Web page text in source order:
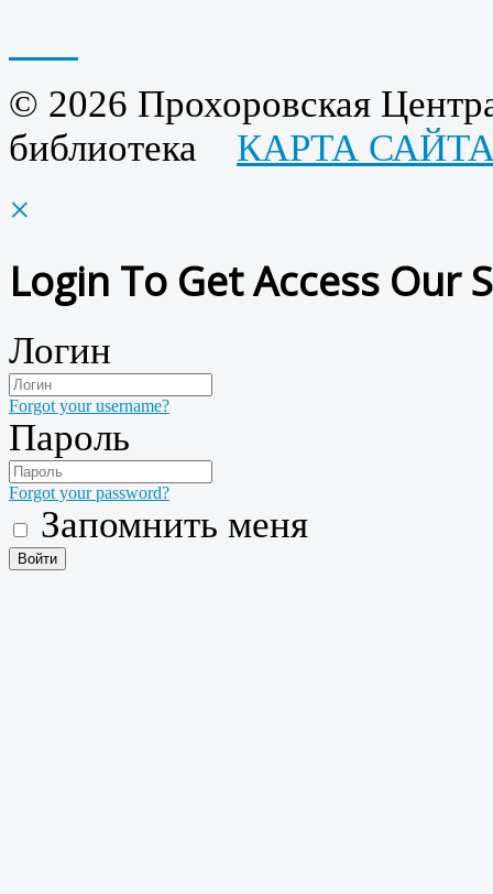
© 2026 Прохоровская
библиотека КАРТА
×
Login To Get Access Our
Логин
Forgot your username?
Пароль
Forgot your password?
Запомнить меня